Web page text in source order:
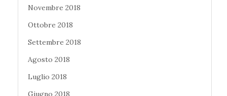
Novembre 2018
Ottobre 2018
Settembre 2018
Agosto 2018
Luglio 2018
Giugno 2018